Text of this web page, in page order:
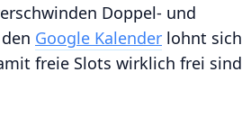
Doppel- und
Google Kalender lohnt sich
freie Slots wirklich frei sind